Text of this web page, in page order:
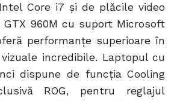
Core i7 și de plăcile video
GTX 960M cu suport Microsoft
performanțe superioare în
incredibile. Laptopul cu
dispune de funcția Cooling
ROG, pentru reglajul